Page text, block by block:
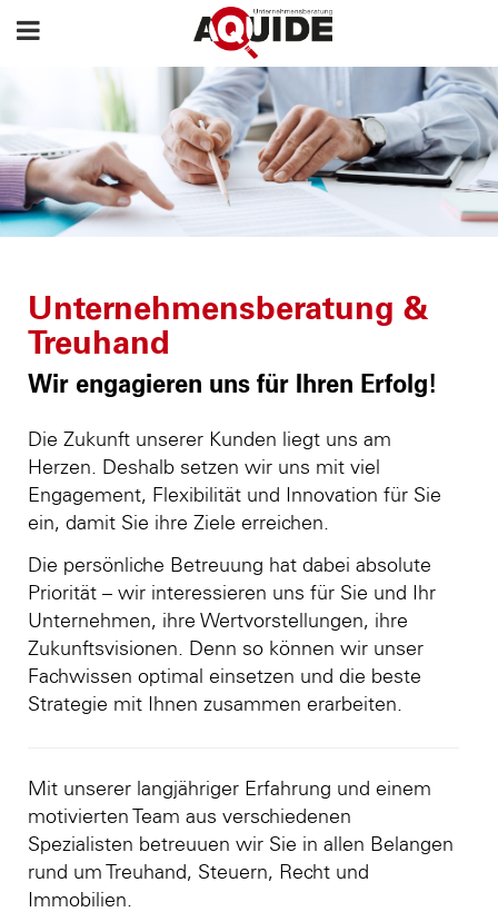
Unternehmensberatung &
Treuhand
Wir engagieren uns für Ihren Erfolg!
Die Zukunft unserer Kunden liegt uns am
Herzen. Deshalb setzen wir uns mit viel
Engagement, Flexibilität und Innovation für Sie
ein, damit Sie ihre Ziele erreichen.
Die persönliche Betreuung hat dabei absolute
Priorität – wir interessieren uns für Sie und Ihr
Unternehmen, ihre Wertvorstellungen, ihre
Zukunftsvisionen. Denn so können wir unser
Fachwissen optimal einsetzen und die beste
Strategie mit Ihnen zusammen erarbeiten.
Mit unserer langjähriger Erfahrung und einem
motivierten Team aus verschiedenen
Spezialisten betreuuen wir Sie in allen Belangen
rund um Treuhand, Steuern, Recht und
Immobilien.